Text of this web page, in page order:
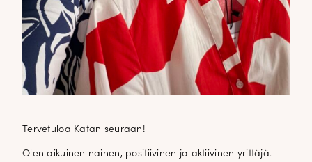
Tervetuloa Katan seuraan!
Olen aikuinen nainen, positiivinen ja aktiivinen yrittäjä.